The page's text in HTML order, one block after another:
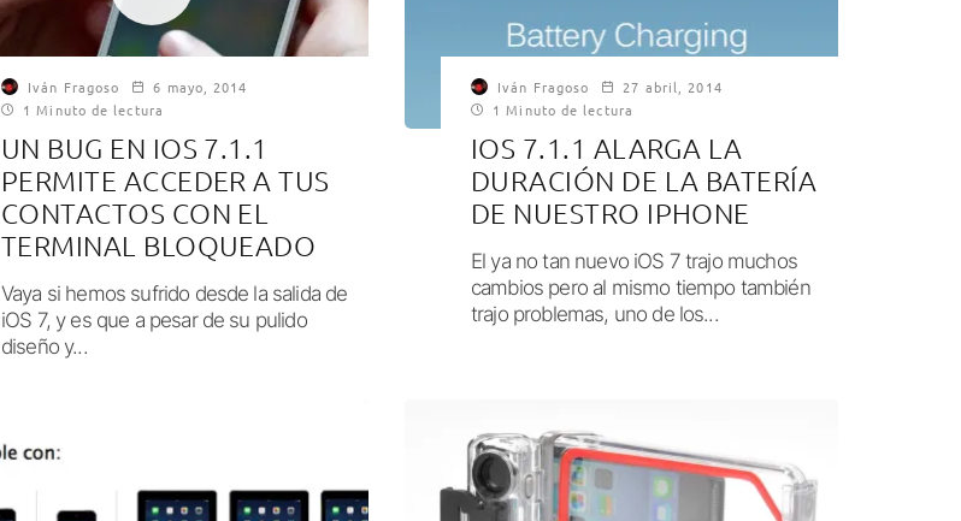
Iván Fragoso
6 mayo, 2014
1 Minuto de lectura
UN BUG EN IOS 7.1.1
PERMITE ACCEDER A TUS
CONTACTOS CON EL
TERMINAL BLOQUEADO
Vaya si hemos sufrido desde la salida de
iOS 7, y es que a pesar de su pulido
diseño y...
Iván Fragoso
27 abril, 2014
1 Minuto de lectura
IOS 7.1.1 ALARGA LA
DURACIÓN DE LA BATERÍA
DE NUESTRO IPHONE
El ya no tan nuevo iOS 7 trajo muchos
cambios pero al mismo tiempo también
trajo problemas, uno de los...